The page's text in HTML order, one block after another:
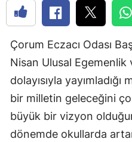
Çorum Eczacı Odası
Nisan Ulusal Egemenlik
dolayısıyla
bir milletin geleceğini
büyük bir vizyon
dönemde okullarda